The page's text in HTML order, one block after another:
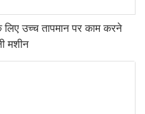
लिए उच्च तापमान पर काम करने
मशीन